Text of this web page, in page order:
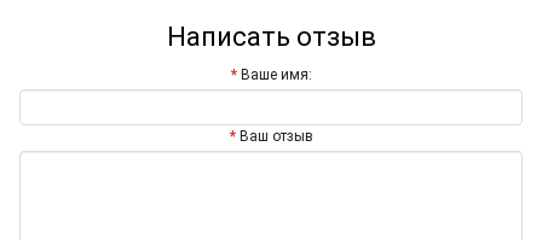
Написать отзыв
Ваше имя:
Ваш отзыв